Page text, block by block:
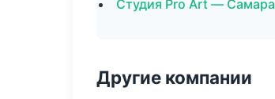
Студия Pro Art — Самара
Другие компании